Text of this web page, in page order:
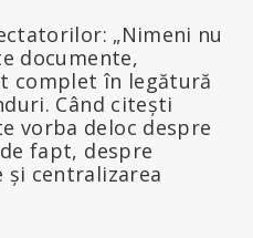
„Nimeni nu
documente,
complet în legătură
Când citești
vorba deloc despre
fapt, despre
și centralizarea